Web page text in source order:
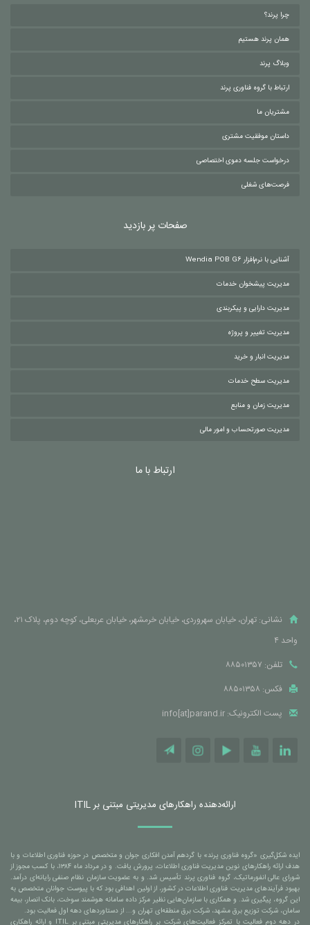
چرا پرند؟
همان پرند هستیم
وبلاگ پرند
ارتباط با گروه فناوری پرند
مشتریان ما
داستان موفقیت مشتری
درخواست جلسه دموی اختصاصی
فرصت‌های شغلی
صفحات پر بازدید
آشنایی با نرم‌افزار Wendia POB G6
مدیریت پیشخوان خدمات
مدیریت دارایی و پیکربندی
مدیریت تغییر و پروژه
مدیریت انبار و خرید
مدیریت سطح خدمات
مدیریت زمان و منابع
مدیریت صورتحساب و امور مالی
ارتباط با ما
نشانی: تهران، خیابان سهروردی، خیابان خرمشهر، خیابان عربعلی، کوچه دوم، پلاک ۲۱،
واحد ۴
تلفن: ۸۸۵۰۱۳۵۷
فکس: ۸۸۵۰۱۳۵۸
پست الکترونیک: info[at]parand.ir
ارائه‌دهنده راهکارهای مدیریتی مبتنی بر ITIL
ایده شکل‌گیری «گروه فناوری پرند» با گردهم آمدن افکاری جوان و متخصص در حوزه فناوری اطلاعات و با
هدف ارائه راهکارهای نوین مدیریت فناوری اطلاعات، پرورش یافت. و در مرداد ماه ۱۳۸۴، با کسب مجوز از
شورای عالی انفورماتیک، گروه فناوری پرند تأسیس شد. و به عضویت سازمان نظام صنفی رایانه‌ای درآمد.
بهبود فرآیندهای مدیریت فناوری اطلاعات در کشور، از اولین اهدافی بود که با پیوست جوانان متخصص به
این گروه، پیگیری شد. و همکاری با سازمان‌هایی نظیر مرکز داده سامانه هوشمند سوخت، بانک انصار، بیمه
سامان، شرکت توزیع برق مشهد، شرکت برق منطقه‌ای تهران و... از دستاوردهای دهه اول فعالیت بود.
در دهه دوم فعالیت با تمرکز فعالیت‌های شرکت بر راهکارهای مدیریتی مبتنی بر ITIL و ارائه راهکاری